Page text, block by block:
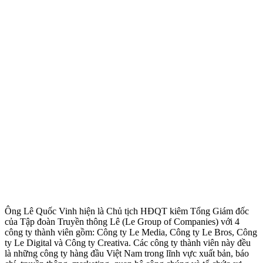
Ông Lê Quốc Vinh hiện là Chủ tịch HĐQT kiêm Tổng Giám đốc
của Tập đoàn Truyền thông Lê (Le Group of Companies) với 4
công ty thành viên gồm: Công ty Le Media, Công ty Le Bros, Công
ty Le Digital và Công ty Creativa. Các công ty thành viên này đều
là những công ty hàng đầu Việt Nam trong lĩnh vực xuất bản, báo